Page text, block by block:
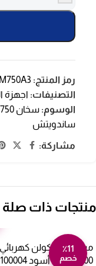
رمز المنتج:
التصنيفات: اجهزة
الوسوم: سخان 750 وات
ساندويتش
مشاركة:
منتجات ذات صلة
٪11
خصم 1100 وات – أسود 802100004